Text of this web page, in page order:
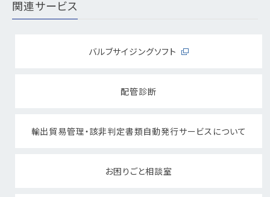
関連サービス
バルブサイジングソフト
配管診断
輸出貿易管理・該非判定書類自動発行サービスについて
お困りごと相談室